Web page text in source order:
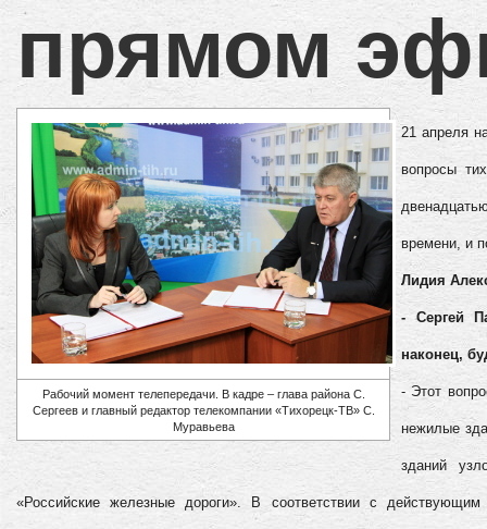
прямом
Рабочий момент телепередачи. В кадре – глава района С.
Сергеев и главный редактор телекомпании «Тихорецк-ТВ» С.
Муравьева
21 апреля
вопросы
времени, и
Лидия
- Сергей
наконец,
- Этот
нежилые
зданий
«Российские железные дороги». В соответствии с